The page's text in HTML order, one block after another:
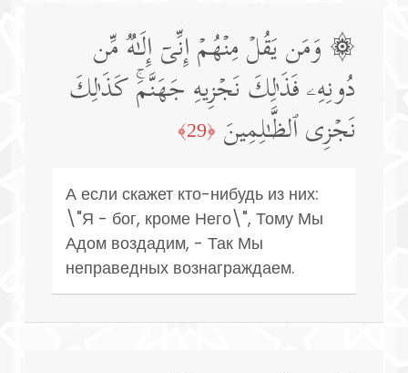
۞ وَمَن یَقُلۡ مِنۡهُمۡ إِنِّیۤ إِلَـٰهࣱ مِّن
دُونِهِۦ فَذَ ٰ⁠لِكَ نَجۡزِیهِ جَهَنَّمَۚ كَذَ ٰ⁠لِكَ
نَجۡزِی ٱلظَّـٰلِمِینَ ﴿29﴾
А если скажет кто-нибудь из них:
\"Я - бог, кроме Него\", Тому Мы
Адом воздадим, - Так Мы
неправедных вознаграждаем.